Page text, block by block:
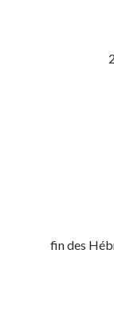
fin des